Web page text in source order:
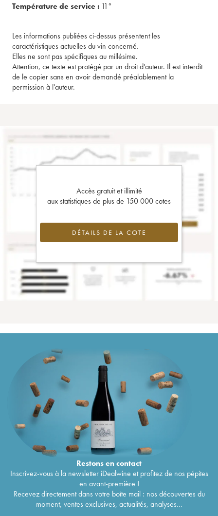
Température de service : 11°
Les informations publiées ci-dessus présentent les
caractéristiques actuelles du vin concerné.
Elles ne sont pas spécifiques au millésime.
Attention, ce texte est protégé par un droit d'auteur. Il est interdit
de le copier sans en avoir demandé préalablement la
permission à l'auteur.
Accès gratuit et illimité
aux statistiques de plus de 150 000 cotes
DÉTAILS DE LA COTE
Restons encontact
Inscrivez-vous à la newsletter iDealwine et profitez de nos pépites
en avant-première !
Recevez directement dans votre boîte mail : nos découvertes du
moment, ventes exclusives, actualités, analyses...